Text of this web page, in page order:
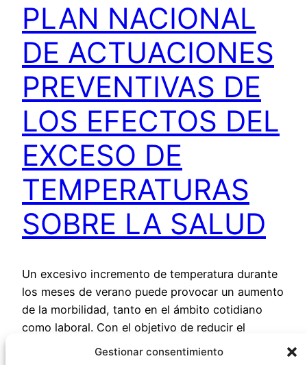
Gestionar consentimiento
PLAN NACIONAL
DE ACTUACIONES
PREVENTIVAS DE
LOS EFECTOS DEL
EXCESO DE
TEMPERATURAS
SOBRE LA SALUD
Un excesivo incremento de temperatura durante
los meses de verano puede provocar un aumento
de la morbilidad, tanto en el ámbito cotidiano
como laboral. Con el objetivo de reducir el
impacto sobre la salud de la población como